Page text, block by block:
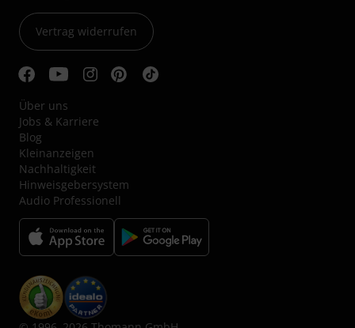
Vertrag widerrufen
Über uns
Jobs & Karriere
Blog
Kleinanzeigen
Nachhaltigkeit
Hinweisgebersystem
Audio Professionell